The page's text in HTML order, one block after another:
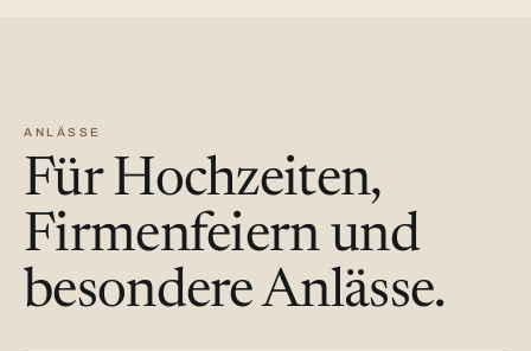
ANLÄSSE
Für Hochzeiten,
Firmenfeiern und
besondere Anlässe.